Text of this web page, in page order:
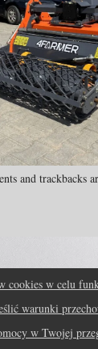
and trackbacks
fruitfulcodePowered
cookies w celu
warunki
w Twojej